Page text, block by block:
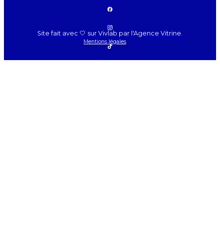
Mentions légales
Site fait avec 🤍 sur Vivlab par l'Agence Vitrine.